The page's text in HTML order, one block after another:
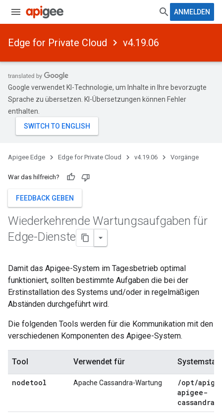
ANMELDEN
Edge for Private Cloud v4.19.06
Google verwendet KI-Technologie, um Inhalte in Ihre bevorzugte
Sprache zu übersetzen. KI-Übersetzungen können Fehler
enthalten.
Apigee Edge Edge for Private Cloud v4.19.06 Vorgänge
War das hilfreich?
FEEDBACK GEBEN
Wiederkehrende Wartungsaufgaben für
Edge-Dienste
Damit das Apigee-System im Tagesbetrieb optimal
funktioniert, sollten bestimmte Aufgaben die bei der
Erstinstallation des Systems und/oder in regelmäßigen
Abständen durchgeführt wird.
Die folgenden Tools werden für die Kommunikation mit den
verschiedenen Komponenten des Apigee-System.
Tool Verwendet für
nodetool Apache Cassandra-Wartung /opt/
apigee-
cassandra